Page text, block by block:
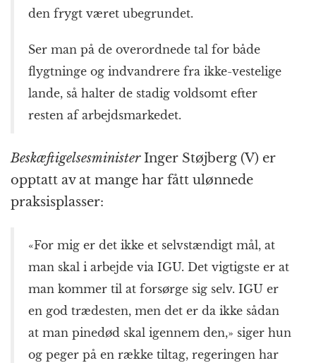
den frygt været ubegrundet.
Ser man på de overordnede tal for både
flygtninge og indvandrere fra ikke-vestelige
lande, så halter de stadig voldsomt efter
resten af arbejdsmarkedet.
BeskæftigelsesministerInger Støjberg (V) er
opptatt av at mange har fått ulønnede
praksisplasser:
«For mig er det ikke et selvstændigt mål, at
man skal i arbejde via IGU. Det vigtigste er at
man kommer til at forsørge sig selv. IGU er
en god trædesten, men det er da ikke sådan
at man pinedød skal igennem den,» siger hun
og peger på en række tiltag, regeringen har